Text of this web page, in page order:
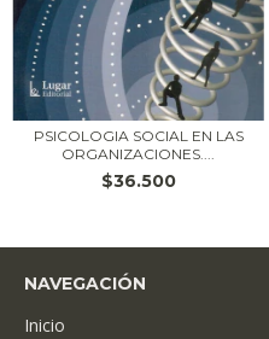
PSICOLOGIA SOCIAL EN LAS
ORGANIZACIONES....
$36.500
NAVEGACIÓN
Inicio